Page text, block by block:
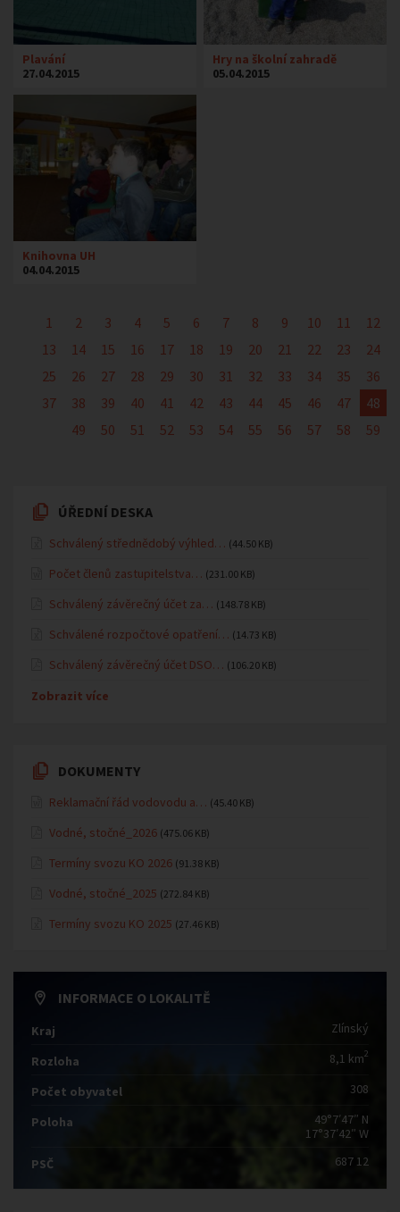
Plavání
27.04.2015
Hry na školní zahradě
05.04.2015
Knihovna UH
04.04.2015
1 2 3 4 5 6 7 8 9 10 11
12
13
14 15 16 17 18 19 20 21 22 23
24
25
26 27 28 29 30 31 32 33 34 35
36
37
38 39 40 41 42 43 44 45 46 47
48
49
50 51 52 53 54 55 56 57 58 59
ÚŘEDNÍ DESKA
Schválený střednědobý výhled… (44.50 KB)
Počet členů zastupitelstva… (231.00 KB)
Schválený závěrečný účet za… (148.78 KB)
Schválené rozpočtové opatření… (14.73 KB)
Schválený závěrečný účet DSO… (106.20 KB)
Zobrazit více
DOKUMENTY
Reklamační řád vodovodu a… (45.40 KB)
Vodné, stočné_2026 (475.06 KB)
Termíny svozu KO 2026 (91.38 KB)
Vodné, stočné_2025 (272.84 KB)
Termíny svozu KO 2025 (27.46 KB)
INFORMACE O LOKALITĚ
Kraj Zlínský
Rozloha 8,1 km2
Počet obyvatel 308
Poloha
49°7′47″ N
17°37′42″ W
PSČ
687 12